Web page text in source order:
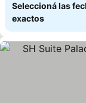
Seleccioná las
exactos